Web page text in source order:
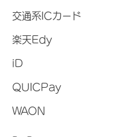
交通系ICカード
楽天Edy
iD
QUICPay
WAON